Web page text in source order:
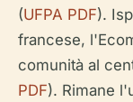
(UFPA PDF).
francese,
comunità al
PDF). Rimane